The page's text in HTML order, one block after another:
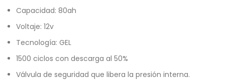
Capacidad: 80ah
Voltaje: 12v
Tecnología: GEL
1500 ciclos con descarga al 50%
Válvula de seguridad que libera la presión interna.